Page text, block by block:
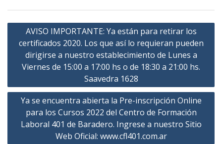
Navegación
de
entradas
AVISO IMPORTANTE: Ya están para retirar los
certificados 2020. Los que así lo requieran pueden
dirigirse a nuestro establecimiento de Lunes a
Viernes de 15:00 a 17:00 hs o de 18:30 a 21:00 hs.
Saavedra 1628
Ya se encuentra abierta la Pre-inscripción Online
para los Cursos 2022 del Centro de Formación
Laboral 401 de Baradero. Ingrese a nuestro Sitio
Web Oficial: www.cfl401.com.ar